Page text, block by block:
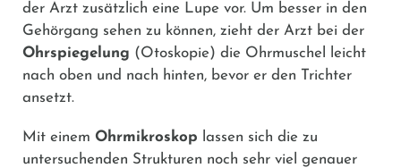
der Arzt zusätzlich eine Lupe vor. Um besser in den
Gehörgang sehen zu können, zieht der Arzt bei der
Ohrspiegelung (Otoskopie) die Ohrmuschel leicht
nach oben und nach hinten, bevor er den Trichter
ansetzt.
Mit einem Ohrmikroskop lassen sich die zu
untersuchenden Strukturen noch sehr viel genauer